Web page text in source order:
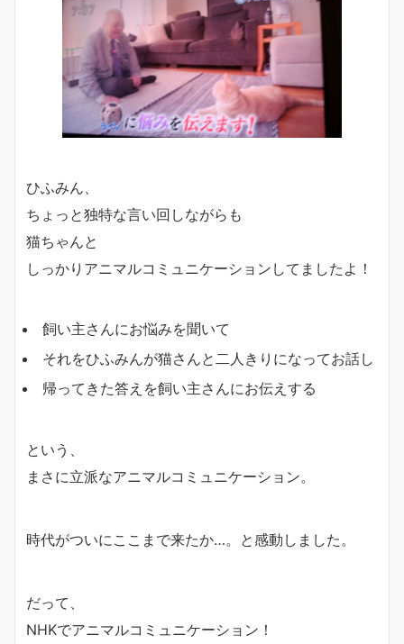
ひふみん、
ちょっと独特な言い回しながらも
猫ちゃんと
しっかりアニマルコミュニケーションしてましたよ！
飼い主さんにお悩みを聞いて
それをひふみんが猫さんと二人きりになってお話し
帰ってきた答えを飼い主さんにお伝えする
という、
まさに立派なアニマルコミュニケーション。
時代がついにここまで来たか…。と感動しました。
だって、
NHKでアニマルコミュニケーション！